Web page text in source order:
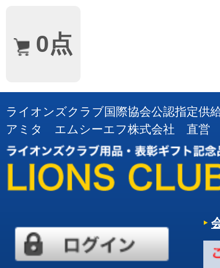
ライオンズクラブ国際協会公認指定供
アミタ エムシーエフ株式会社 直営
0点